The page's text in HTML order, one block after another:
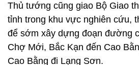
Thủ tướng cũng giao Bộ Giao
tỉnh trong khu vực nghiên cứu,
để sớm xây dựng đoạn đường
Chợ Mới, Bắc Kạn đến Cao
Cao Bằng đi Lạng Sơn.